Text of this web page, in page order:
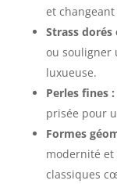
et changeant
Strass dorés
ou souligner
luxueuse.
Perles fines :
prisée pour
Formes
modernité et
classiques